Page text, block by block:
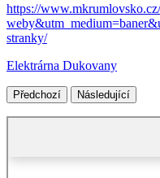
https://
stranky/
Elektrárna Dukovany
Předchozí Následující